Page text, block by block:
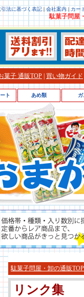
法に基づく表記 | 会社案内 | カー
駄菓子問屋
菓子 通販TOP 買い物ガイド
駄菓子問屋・卸の通販TOP
リンク集